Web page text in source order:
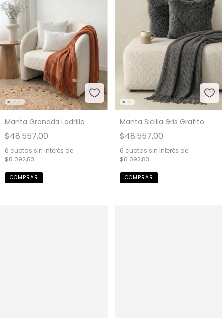
Manta Granada Ladrillo
$48.557,00
6 cuotas sin interés de
$8.092,83
Manta Sicilia Gris Grafito
$48.557,00
6 cuotas sin interés de
$8.092,83